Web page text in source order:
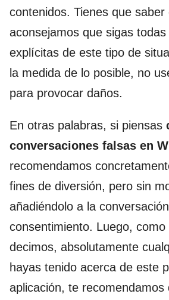
contenidos. Tienes que saber
aconsejamos que sigas
explícitas de este tipo de
la medida de lo posible, no
para provocar daños.
En otras palabras, si piensas
conversaciones falsas en
recomendamos
fines de diversión, pero sin
añadiéndolo a la
consentimiento. Luego, como
decimos, absolutamente
hayas tenido acerca de este
aplicación, te recomendamos